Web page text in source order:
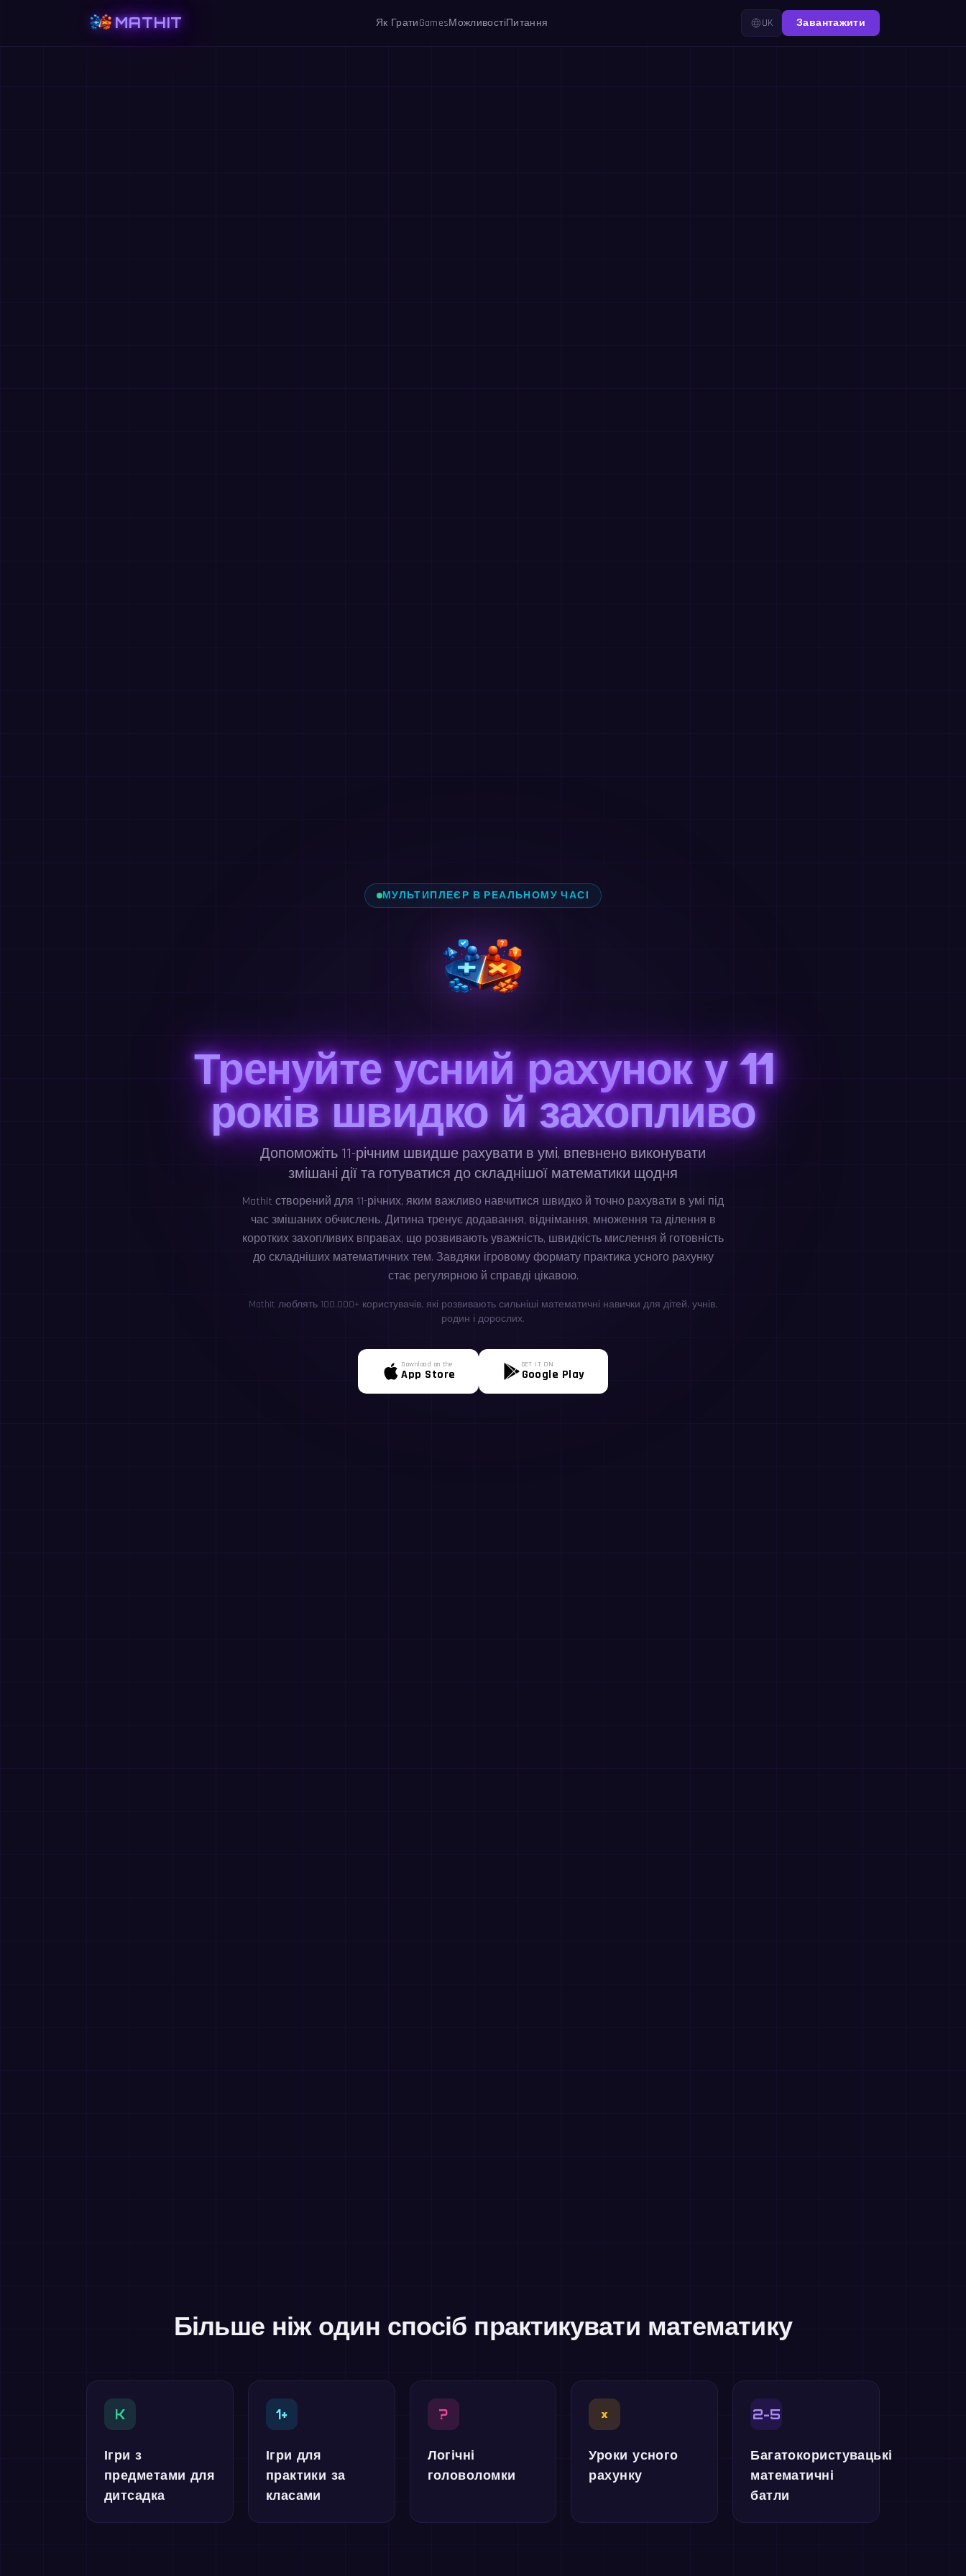
MATHIT Як ГратиGamesМожливостіПитання UK Завантажити
МУЛЬТИПЛЕЄР В РЕАЛЬНОМУ ЧАСІ
Тренуйте усний рахунок у 11
років швидко й захопливо
Допоможіть 11-річним швидше рахувати в умі, впевнено виконувати
змішані дії та готуватися до складнішої математики щодня
MathIt створений для 11-річних, яким важливо навчитися швидко й точно рахувати в умі під
час змішаних обчислень. Дитина тренує додавання, віднімання, множення та ділення в
коротких захопливих вправах, що розвивають уважність, швидкість мислення й готовність
до складніших математичних тем. Завдяки ігровому формату практика усного рахунку
стає регулярною й справді цікавою.
MathIt люблять 100,000+ користувачів, які розвивають сильніші математичні навички для дітей, учнів,
родин і дорослих.
Download on the
App Store
GET IT ON
Google Play
Більше ніж один спосіб практикувати математику
K
Ігри з
предметами для
дитсадка
1+
Ігри для
практики за
класами
?
Логічні
головоломки
×
Уроки усного
рахунку
2-5
Багатокористувацькі
математичні
батли